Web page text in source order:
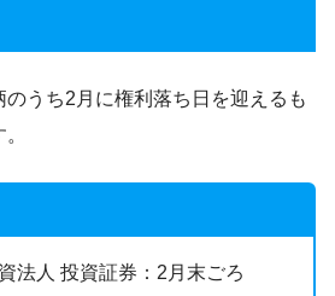
うち2月に権利落ち日を迎えるも
資法人 投資証券：2月末ごろ